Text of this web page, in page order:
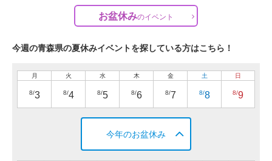
お盆休みのイベント
今週の青森県の夏休みイベントを探している方はこちら！
月
8/3
火
8/4
水
8/5
木
8/6
金
8/7
土
8/8
日
8/9
今年のお盆休み